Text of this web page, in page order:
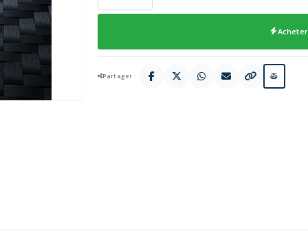
Partager :